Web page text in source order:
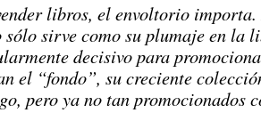
libros, el envoltorio
sólo sirve como su plumaje en la
decisivo para
el “fondo”, su creciente
pero ya no tan promocionados